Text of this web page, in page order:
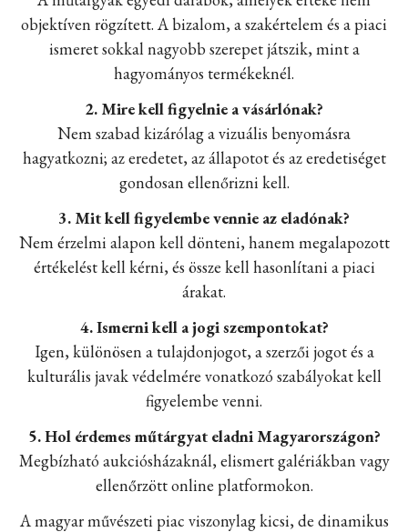
objektíven rögzített. A bizalom, a szakértelem és a piaci
ismeret sokkal nagyobb szerepet játszik, mint a
hagyományos termékeknél.
2. Mire kell figyelnie a vásárlónak?
Nem szabad kizárólag a vizuális benyomásra
hagyatkozni; az eredetet, az állapotot és az eredetiséget
gondosan ellenőrizni kell.
3. Mit kell figyelembe vennie az eladónak?
Nem érzelmi alapon kell dönteni, hanem megalapozott
értékelést kell kérni, és össze kell hasonlítani a piaci
árakat.
4. Ismerni kell a jogi szempontokat?
Igen, különösen a tulajdonjogot, a szerzői jogot és a
kulturális javak védelmére vonatkozó szabályokat kell
figyelembe venni.
5. Hol érdemes műtárgyat eladni Magyarországon?
Megbízható aukciósházaknál, elismert galériákban vagy
ellenőrzött online platformokon.
A magyar művészeti piac viszonylag kicsi, de dinamikus